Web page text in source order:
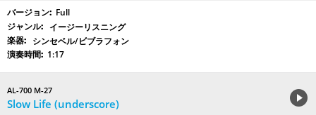
Full
イージーリスニング
シンセベル/ビブラフォン
1:17
AL-700 M-27
Slow Life (underscore)